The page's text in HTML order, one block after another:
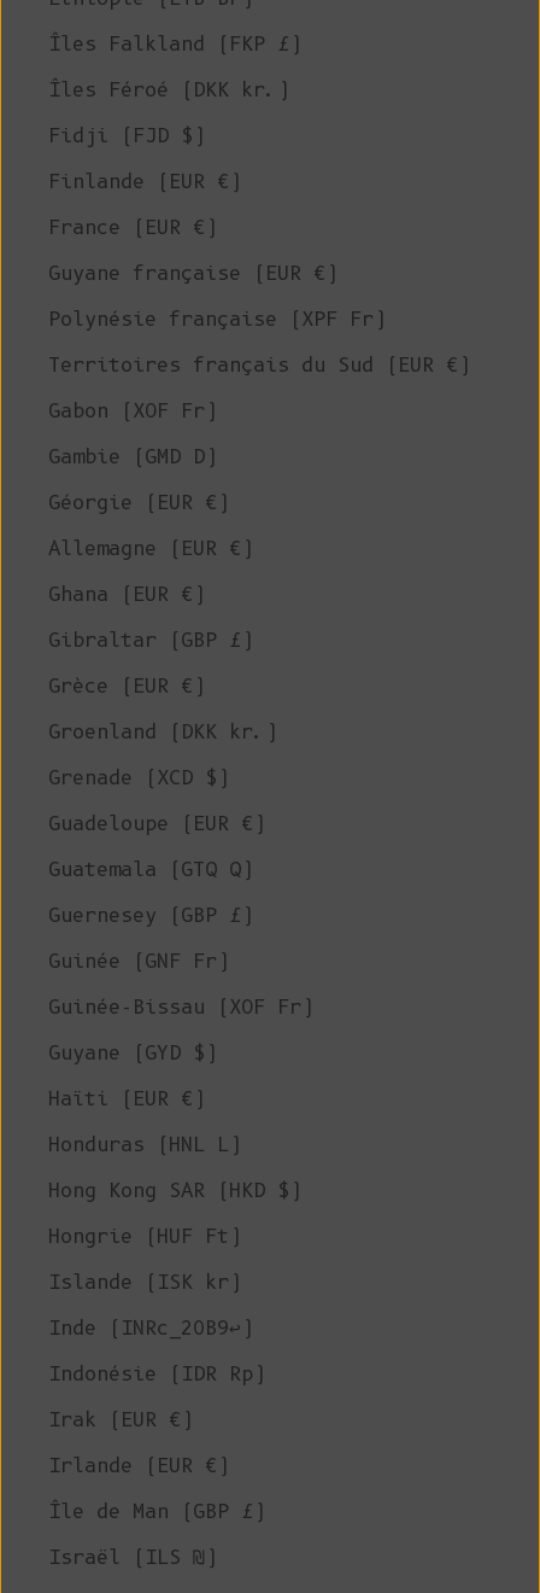
Îles Falkland (FKP £)
Îles Féroé (DKK kr.)
Fidji (FJD $)
Finlande (EUR €)
France (EUR €)
Guyane française (EUR €)
Polynésie française (XPF Fr)
Territoires français du Sud (EUR €)
Gabon (XOF Fr)
Gambie (GMD D)
Géorgie (EUR €)
Allemagne (EUR €)
Ghana (EUR €)
Gibraltar (GBP £)
Grèce (EUR €)
Groenland (DKK kr.)
Grenade (XCD $)
Guadeloupe (EUR €)
Guatemala (GTQ Q)
Guernesey (GBP £)
Guinée (GNF Fr)
Guinée-Bissau (XOF Fr)
Guyane (GYD $)
Haïti (EUR €)
Honduras (HNL L)
Hong Kong SAR (HKD $)
Hongrie (HUF Ft)
Islande (ISK kr)
Inde (INRc_20B9↩)
Indonésie (IDR Rp)
Irak (EUR €)
Irlande (EUR €)
Île de Man (GBP £)
Israël (ILS ₪)